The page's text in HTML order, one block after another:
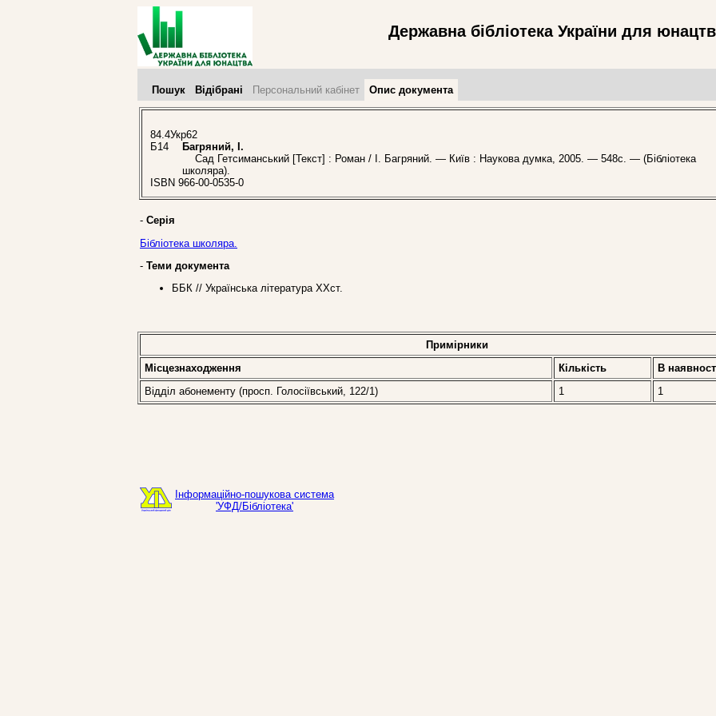
Державна бібліотека України для
Пошук Відібрані Персональний кабінет Опис документа
84.4Укр62
Б14
Багряний, І.
Сад Гетсиманський [Текст] : Роман / І. Багряний. — Київ : Наукова думка, 2005. — 548с. — (Бібліотека
школяра).
ISBN 966-00-0535-0
- Серія
Бібліотека школяра.
- Теми документа
ББК // Українська література ХХст.
Примірники
Місцезнаходження
Кількість
В
Відділ абонементу (просп. Голосіївський, 122/1)
1 1
Інформаційно-пошукова система
'УФД/Бібліотека'